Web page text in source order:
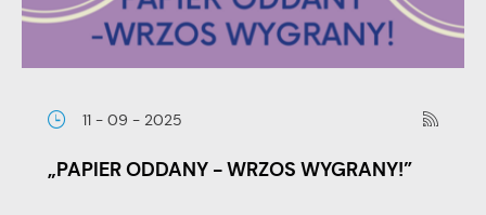
11 - 09 - 2025
„PAPIER ODDANY - WRZOS WYGRANY!”